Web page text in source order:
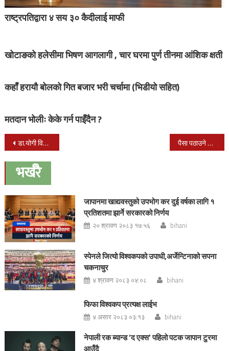
राष्ट्रपतिद्वारा ४ सय ३० कैदीलाई माफी
खोटाङको हलेसीमा भिषण आगलागी , चार घरमा पुर्ण तीनमा आंशिक क्षती
कहाँ हरायौ बोलको गित बजार भरी चर्चामा (भिडीयो सहित)
मतदान भोलीः केके गर्न पाइँदैन ?
Post
navigation
डा.योगी विकासानन्दद्वारा उत्प्रेरक प्रवचन नेपालगन्जमा पैसा पठाउने केपिलाई भारतमा पैसाकै मालाले सम्मान
भर्खरै
जापानमा खाद्यवस्तुको उपभोग कर दुई वर्षका लागि १
प्रतिशतमा झार्ने सरकारको निर्णय
२० श्रावण २०८३ १७:५६ bihani
स्पेनले जित्यो विश्वकपको उपाधी,अर्जेन्टिनाको सपना
चकनाचुर
४ श्रावण २०८३ ०४:०८ bihani
फिफा विश्वकप प्रत्यक्ष लाईभ
४ असार २०८३ ०३:१३ bihani
नेपाली रक ब्यान्ड ‘द एक्स’ पहिलो पटक जापान टुरमा
आउँदै